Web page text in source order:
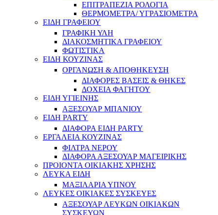
ΕΠΙΤΡΑΠΕΖΙΑ ΡΟΛΟΓΙΑ
ΘΕΡΜΟΜΕΤΡΑ/ ΥΓΡΑΣΙΟΜΕΤΡΑ
ΕΙΔΗ ΓΡΑΦΕΙΟΥ
ΓΡΑΦΙΚΗ ΥΛΗ
ΔΙΑΚΟΣΜΗΤΙΚΑ ΓΡΑΦΕΙΟΥ
ΦΩΤΙΣΤΙΚΑ
ΕΙΔΗ ΚΟΥΖΙΝΑΣ
ΟΡΓΑΝΩΣΗ & ΑΠΟΘΗΚΕΥΣΗ
ΔΙΑΦΟΡΕΣ ΒΑΣΕΙΣ & ΘΗΚΕΣ
ΔΟΧΕΙΑ ΦΑΓΗΤΟΥ
ΕΙΔΗ ΥΓΙΕΙΝΗΣ
ΑΞΕΣΟΥΑΡ ΜΠΑΝΙΟΥ
ΕΙΔΗ PARTY
ΔΙΑΦΟΡΑ ΕΙΔΗ PARTY
ΕΡΓΑΛΕΙΑ ΚΟΥΖΙΝΑΣ
ΦΙΛΤΡΑ ΝΕΡΟΥ
ΔΙΑΦΟΡΑ ΑΞΕΣΟΥΑΡ ΜΑΓΕΙΡΙΚΗΣ
ΠΡΟΙΟΝΤΑ ΟΙΚΙΑΚΗΣ ΧΡΗΣΗΣ
ΛΕΥΚΑ ΕΙΔΗ
ΜΑΞΙΛΑΡΙΑ ΥΠΝΟΥ
ΛΕΥΚΕΣ ΟΙΚΙΑΚΕΣ ΣΥΣΚΕΥΕΣ
ΑΞΕΣΟΥΑΡ ΛΕΥΚΩΝ ΟΙΚΙΑΚΩΝ
ΣΥΣΚΕΥΩΝ